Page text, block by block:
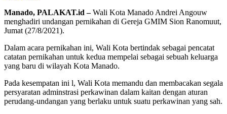
Manado, PALAKAT.id –Wali Kota Manado Andrei Angouw
menghadiri undangan pernikahan di Gereja GMIM Sion Ranomuut,
Jumat (27/8/2021).
Dalam acara pernikahan ini, Wali Kota bertindak sebagai pencatat
catatan pernikahan untuk kedua mempelai sebagai sebuah keluarga
yang baru di wilayah Kota Manado.
Pada kesempatan ini l, Wali Kota memandu dan membacakan segala
persyaratan adminstrasi perkawinan dalam kaitan dengan aturan
perudang-undangan yang berlaku untuk suatu perkawinan yang sah.